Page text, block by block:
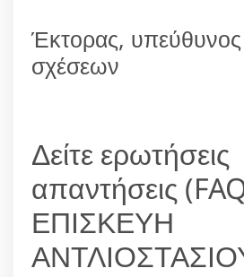
Έκτορας,
σχέσεων
Δείτε ερωτήσεις
απαντήσεις
ΕΠΙΣΚΕΥΗ